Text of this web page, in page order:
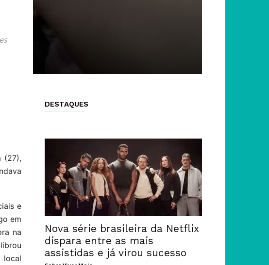
(27),
e
em
na
local
DESTAQUES
Nova série brasileira da Netflix
dispara entre as mais
assistidas e já virou sucesso